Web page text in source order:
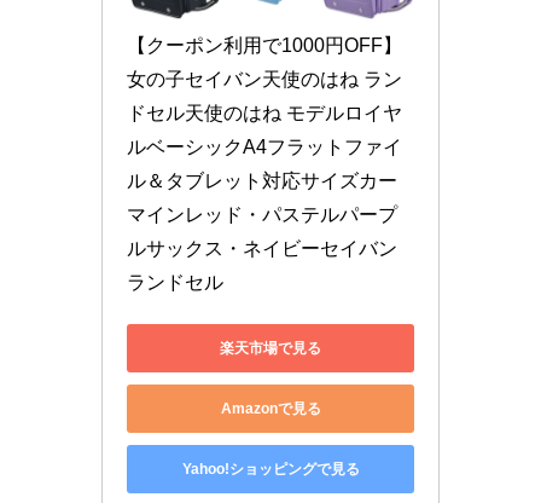
【クーポン利用で1000円OFF】
女の子セイバン天使のはね ラン
ドセル天使のはね モデルロイヤ
ルベーシックA4フラットファイ
ル＆タブレット対応サイズカー
マインレッド・パステルパープ
ルサックス・ネイビーセイバン
ランドセル
楽天市場で見る
Amazonで見る
Yahoo!ショッピングで見る